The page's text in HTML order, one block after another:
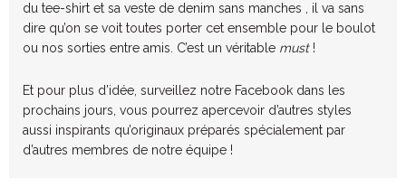
du tee-shirt et sa veste de denim sans manches , il va sans
dire qu’on se voit toutes porter cet ensemble pour le boulot
ou nos sorties entre amis. C’est un véritable must!
Et pour plus d’idée, surveillez notre Facebook dans les
prochains jours, vous pourrez apercevoir d’autres styles
aussi inspirants qu’originaux préparés spécialement par
d’autres membres de notre équipe !